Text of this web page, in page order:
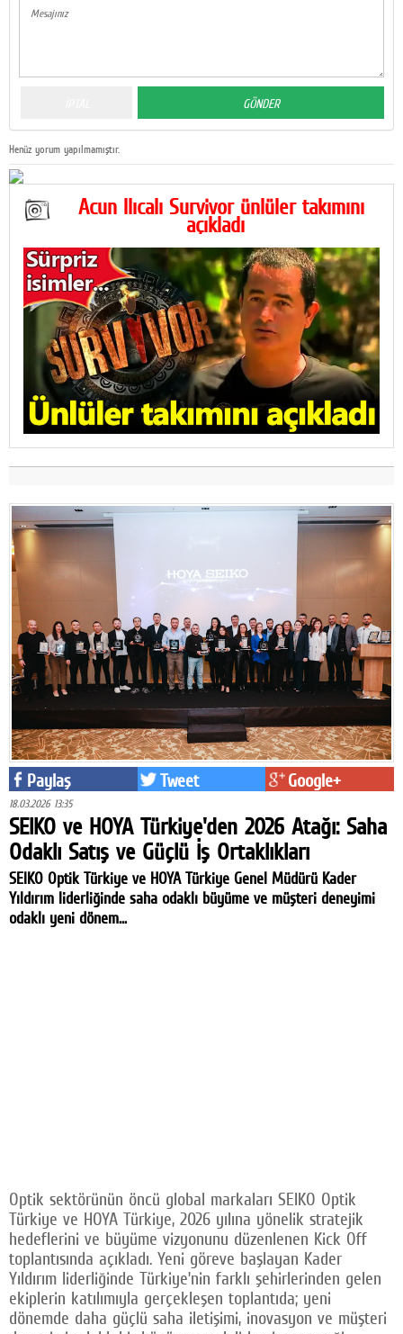
Henüz yorum yapılmamıştır.
Acun Ilıcalı Survivor ünlüler takımını
açıkladı
Paylaş Tweet Google+
18.03.2026 13:35
SEIKO ve HOYA Türkiye'den 2026 Atağı: Saha
Odaklı Satış ve Güçlü İş Ortaklıkları
SEIKO Optik Türkiye ve HOYA Türkiye Genel Müdürü Kader
Yıldırım liderliğinde saha odaklı büyüme ve müşteri deneyimi
odaklı yeni dönem...
Optik sektörünün öncü global markaları SEIKO Optik
Türkiye ve HOYA Türkiye, 2026 yılına yönelik stratejik
hedeflerini ve büyüme vizyonunu düzenlenen Kick Off
toplantısında açıkladı. Yeni göreve başlayan Kader
Yıldırım liderliğinde Türkiye’nin farklı şehirlerinden gelen
ekiplerin katılımıyla gerçekleşen toplantıda; yeni
dönemde daha güçlü saha iletişimi, inovasyon ve müşteri